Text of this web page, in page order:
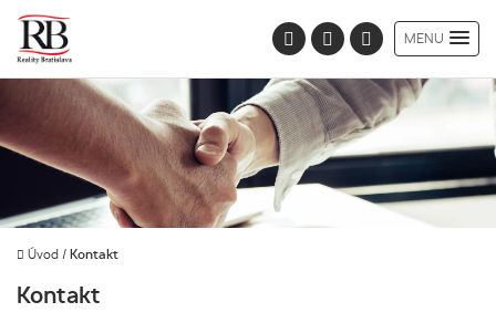
MENU
Úvod / Kontakt
Kontakt